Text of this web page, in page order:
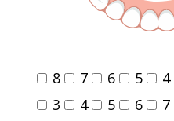
8 7 6 5 4
3
4 5 6 7